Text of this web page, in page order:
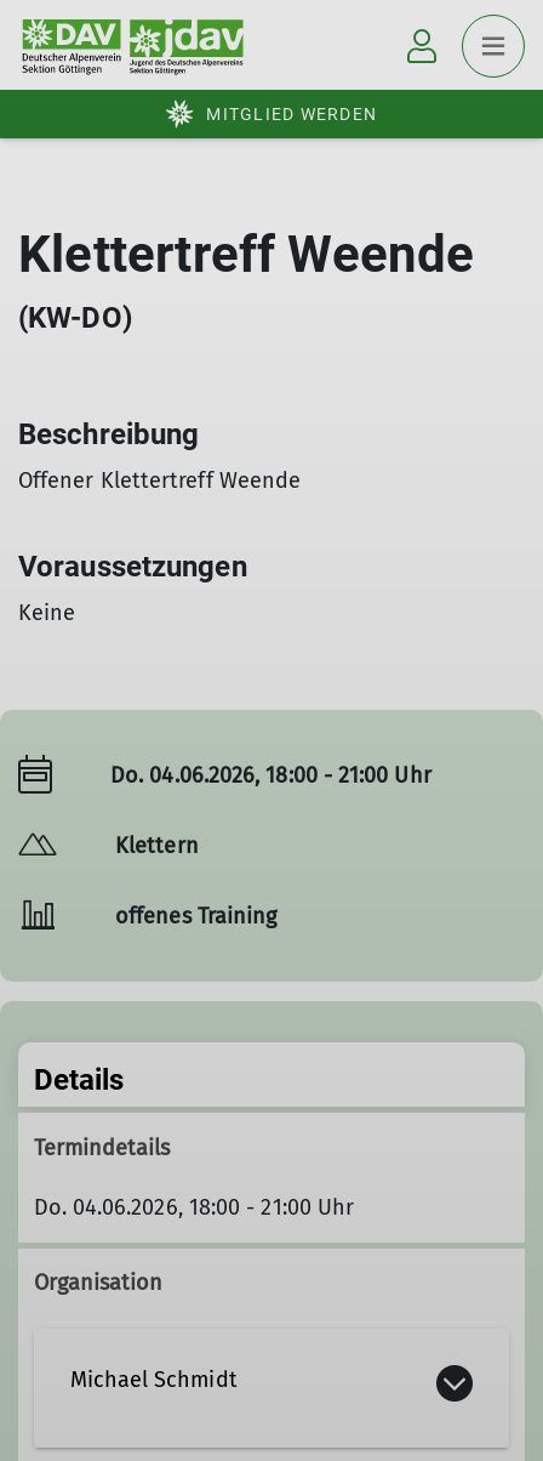
MITGLIED WERDEN
Klettertreff Weende
(KW-DO)
Beschreibung
Offener Klettertreff Weende
Voraussetzungen
Keine
Do. 04.06.2026, 18:00 - 21:00 Uhr
Klettern
offenes Training
Details
Termindetails
Do. 04.06.2026, 18:00 - 21:00 Uhr
Organisation
Michael Schmidt